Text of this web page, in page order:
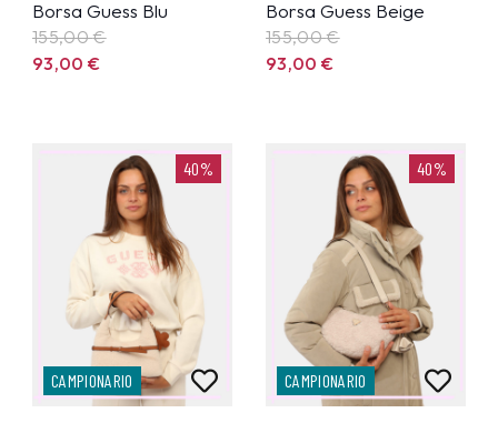
Borsa Guess Blu
155,00€
93,00€
Borsa Guess Beige
155,00€
93,00€
40%
CAMPIONARIO
40%
CAMPIONARIO